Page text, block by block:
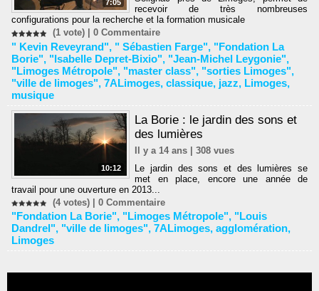
7:05
recevoir de très nombreuses
configurations pour la recherche et la formation musicale
(1 vote) | 0 Commentaire
" Kevin Reveyrand", " Sébastien Farge", "Fondation La
Borie", "Isabelle Depret-Bixio", "Jean-Michel Leygonie",
"Limoges Métropole", "master class", "sorties Limoges",
"ville de limoges", 7ALimoges, classique, jazz, Limoges,
musique
10:12
La Borie : le jardin des sons et
des lumières
Il y a 14 ans | 308 vues
Le jardin des sons et des lumières se
met en place, encore une année de
travail pour une ouverture en 2013...
(4 votes) | 0 Commentaire
"Fondation La Borie", "Limoges Métropole", "Louis
Dandrel", "ville de limoges", 7ALimoges, agglomération,
Limoges